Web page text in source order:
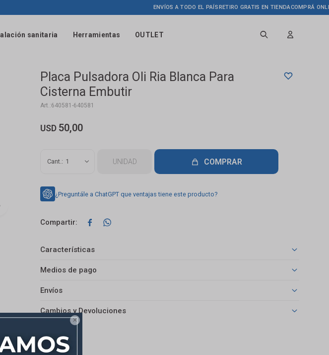

sanitaria Herramientas OUTLET
ENVÍOS A TODO EL PAÍSRETIRO GRATIS EN TIENDACOMPRÁ ONLINE
Placa Pulsadora Oli Ria Blanca Para
Cisterna Embutir
640581-640581
USD 50,00
1 UNIDAD COMPRAR
¿Preguntále a ChatGPT que ventajas tiene este producto?
 
Características
Medios de pago
Envíos
Cambios y Devoluciones